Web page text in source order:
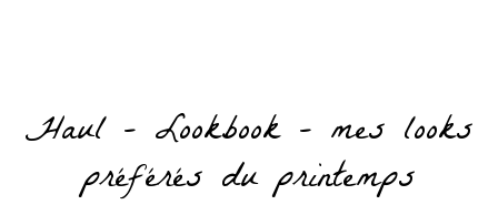
Haul – Lookbook – mes looks
préférés du printemps